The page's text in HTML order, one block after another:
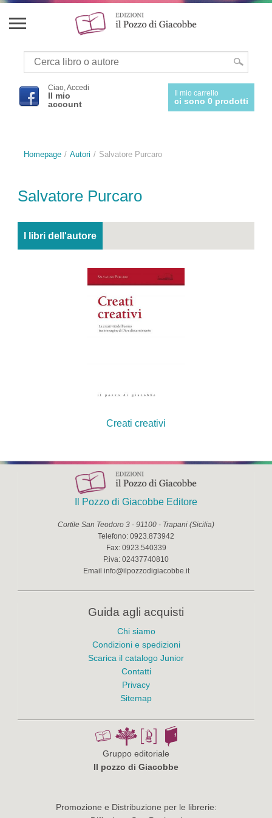
Ciao, Accedi
Il mio
account
Il mio carrello
ci sono 0 prodotti
Homepage Autori Salvatore Purcaro
Salvatore Purcaro
I libri dell'autore
Creati creativi
Il Pozzo di Giacobbe Editore
Cortile San Teodoro 3 - 91100 - Trapani (Sicilia)
Telefono: 0923.873942
Fax: 0923.540339
P.iva: 02437740810
Email info@ilpozzodigiacobbe.it
Guida agli acquisti
Chi siamo
Condizioni e spedizioni
Scarica il catalogo Junior
Contatti
Privacy
Sitemap
Gruppo editoriale
Il pozzo di Giacobbe
Promozione e Distribuzione per le librerie: